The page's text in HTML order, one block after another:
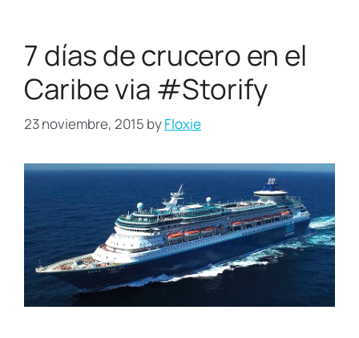
7 días de crucero en el
Caribe via #Storify
23 noviembre, 2015 byFloxie